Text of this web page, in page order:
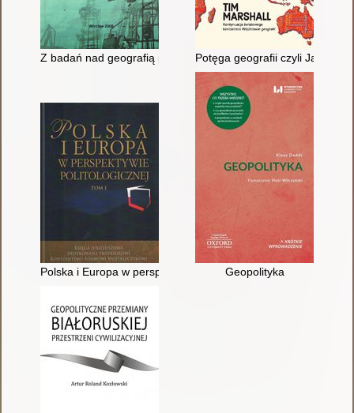
Z badań nad geografią polityczną i gospodarczą
Potęga geografii czyli Jak
Polska i Europa w perspektywie politologicznej : księga
Geopolityka